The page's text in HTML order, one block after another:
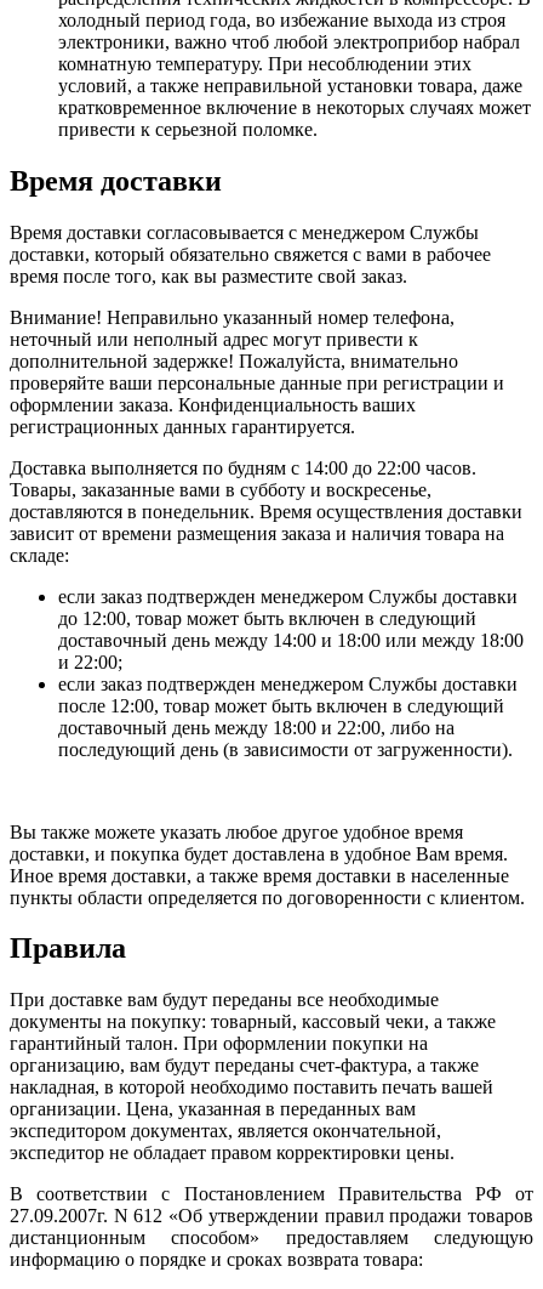
холодный период года, во избежание выхода из строя
электроники, важно чтоб любой электроприбор набрал
комнатную температуру. При несоблюдении этих
условий, а также неправильной установки товара, даже
кратковременное включение в некоторых случаях может
привести к серьезной поломке.
Время доставки
Время доставки согласовывается с менеджером Службы
доставки, который обязательно свяжется с вами в рабочее
время после того, как вы разместите свой заказ.
Внимание! Неправильно указанный номер телефона,
неточный или неполный адрес могут привести к
дополнительной задержке! Пожалуйста, внимательно
проверяйте ваши персональные данные при регистрации и
оформлении заказа. Конфиденциальность ваших
регистрационных данных гарантируется.
Доставка выполняется по будням с 14:00 до 22:00 часов.
Товары, заказанные вами в субботу и воскресенье,
доставляются в понедельник. Время осуществления доставки
зависит от времени размещения заказа и наличия товара на
складе:
если заказ подтвержден менеджером Службы доставки
до 12:00, товар может быть включен в следующий
доставочный день между 14:00 и 18:00 или между 18:00
и 22:00;
если заказ подтвержден менеджером Службы доставки
после 12:00, товар может быть включен в следующий
доставочный день между 18:00 и 22:00, либо на
последующий день (в зависимости от загруженности).
Вы также можете указать любое другое удобное время
доставки, и покупка будет доставлена в удобное Вам время.
Иное время доставки, а также время доставки в населенные
пункты области определяется по договоренности с клиентом.
Правила
При доставке вам будут переданы все необходимые
документы на покупку: товарный, кассовый чеки, а также
гарантийный талон. При оформлении покупки на
организацию, вам будут переданы счет-фактура, а также
накладная, в которой необходимо поставить печать вашей
организации. Цена, указанная в переданных вам
экспедитором документах, является окончательной,
экспедитор не обладает правом корректировки цены.
В соответствии с Постановлением Правительства РФ от
27.09.2007г. N 612 «Об утверждении правил продажи товаров
дистанционным способом» предоставляем следующую
информацию о порядке и сроках возврата товара: